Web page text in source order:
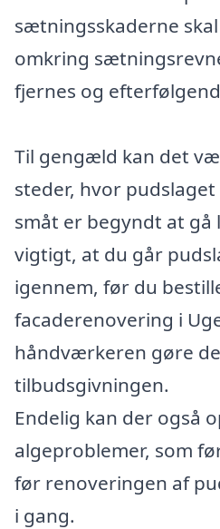
sætningsskaderne
omkring
fjernes og
Til gengæld kan det
steder, hvor
småt er begyndt at gå
vigtigt, at du går
igennem, før du
facaderenovering i
håndværkeren gøre
tilbudsgivningen.
Endelig kan der også
algeproblemer, som
før renoveringen af
i gang.